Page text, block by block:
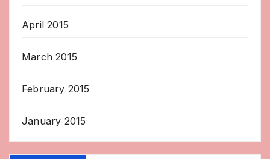
April 2015
March 2015
February 2015
January 2015